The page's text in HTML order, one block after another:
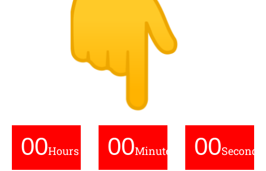
00Hours 00Minutes 00Seconds